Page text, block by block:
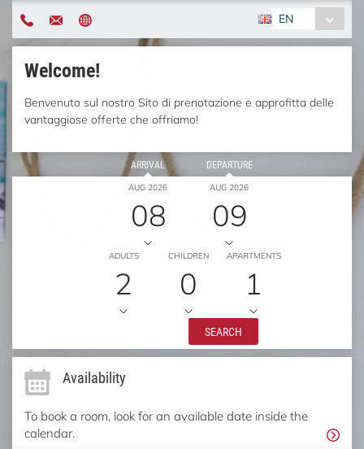
EN
Welcome!
Benvenuto sul nostro Sito di prenotazione e approfitta delle
vantaggiose offerte che offriamo!
ARRIVAL
AUG 2026
08
DEPARTURE
AUG 2026
09
ADULTS
2
CHILDREN
0
APARTMENTS
1
SEARCH
Availability
To book a room, look for an available date inside the
calendar.